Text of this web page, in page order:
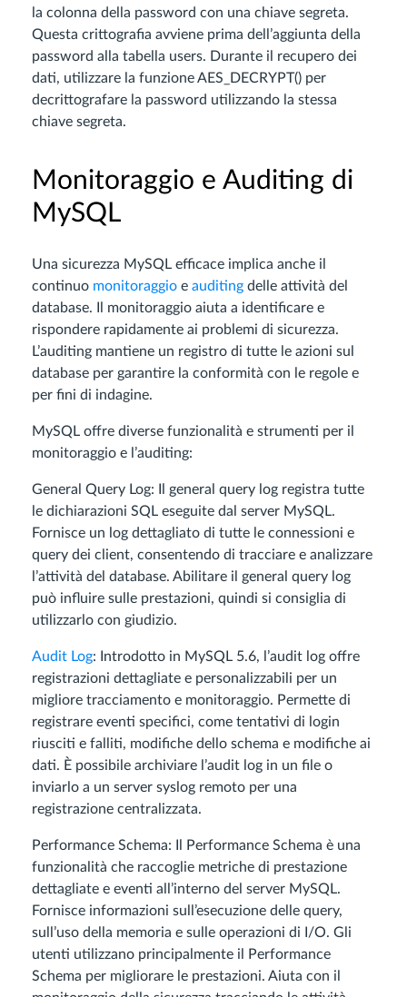
la colonna della password con una chiave segreta.
Questa crittografia avviene prima dell’aggiunta della
password alla tabella users. Durante il recupero dei
dati, utilizzare la funzione AES_DECRYPT() per
decrittografare la password utilizzando la stessa
chiave segreta.
Monitoraggio e Auditing di
MySQL
Una sicurezza MySQL efficace implica anche il
continuo monitoraggio e auditing delle attività del
database. Il monitoraggio aiuta a identificare e
rispondere rapidamente ai problemi di sicurezza.
L’auditing mantiene un registro di tutte le azioni sul
database per garantire la conformità con le regole e
per fini di indagine.
MySQL offre diverse funzionalità e strumenti per il
monitoraggio e l’auditing:
General Query Log: Il general query log registra tutte
le dichiarazioni SQL eseguite dal server MySQL.
Fornisce un log dettagliato di tutte le connessioni e
query dei client, consentendo di tracciare e analizzare
l’attività del database. Abilitare il general query log
può influire sulle prestazioni, quindi si consiglia di
utilizzarlo con giudizio.
Audit Log: Introdotto in MySQL 5.6, l’audit log offre
registrazioni dettagliate e personalizzabili per un
migliore tracciamento e monitoraggio. Permette di
registrare eventi specifici, come tentativi di login
riusciti e falliti, modifiche dello schema e modifiche ai
dati. È possibile archiviare l’audit log in un file o
inviarlo a un server syslog remoto per una
registrazione centralizzata.
Performance Schema: Il Performance Schema è una
funzionalità che raccoglie metriche di prestazione
dettagliate e eventi all’interno del server MySQL.
Fornisce informazioni sull’esecuzione delle query,
sull’uso della memoria e sulle operazioni di I/O. Gli
utenti utilizzano principalmente il Performance
Schema per migliorare le prestazioni. Aiuta con il